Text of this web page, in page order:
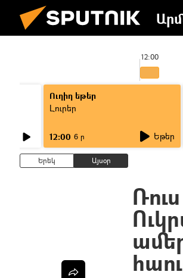
12:00
Ուղիղ եթեր
Լուրեր
12:00 6 ր Եթեր
Երեկ Այսօր